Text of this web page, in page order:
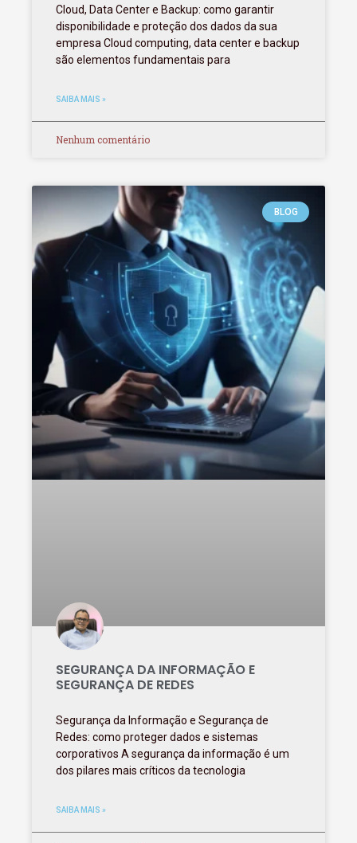
Cloud, Data Center e Backup: como garantir
disponibilidade e proteção dos dados da sua
empresa Cloud computing, data center e backup
são elementos fundamentais para
SAIBA MAIS »
Nenhum comentário
BLOG
SEGURANÇA DA INFORMAÇÃO E
SEGURANÇA DE REDES
Segurança da Informação e Segurança de
Redes: como proteger dados e sistemas
corporativos A segurança da informação é um
dos pilares mais críticos da tecnologia
SAIBA MAIS »